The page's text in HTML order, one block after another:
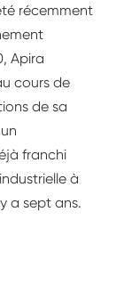
récemment
Apira
cours de
de sa
franchi
à
a sept ans.